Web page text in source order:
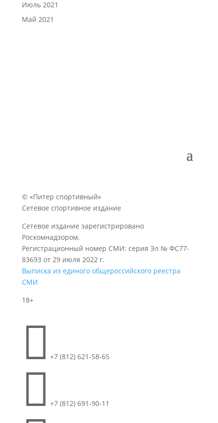
Июль 2021
Май 2021
© «Питер спортивный»
Сетевое спортивное издание
Сетевое издание зарегистрировано
Роскомнадзором.
Регистрационный номер СМИ: серия Эл № ФС77-
83693 от 29 июля 2022 г.
Выписка из единого общероссийского реестра
СМИ
18+
 +7 (812) 621-58-65
 +7 (812) 691-90-11